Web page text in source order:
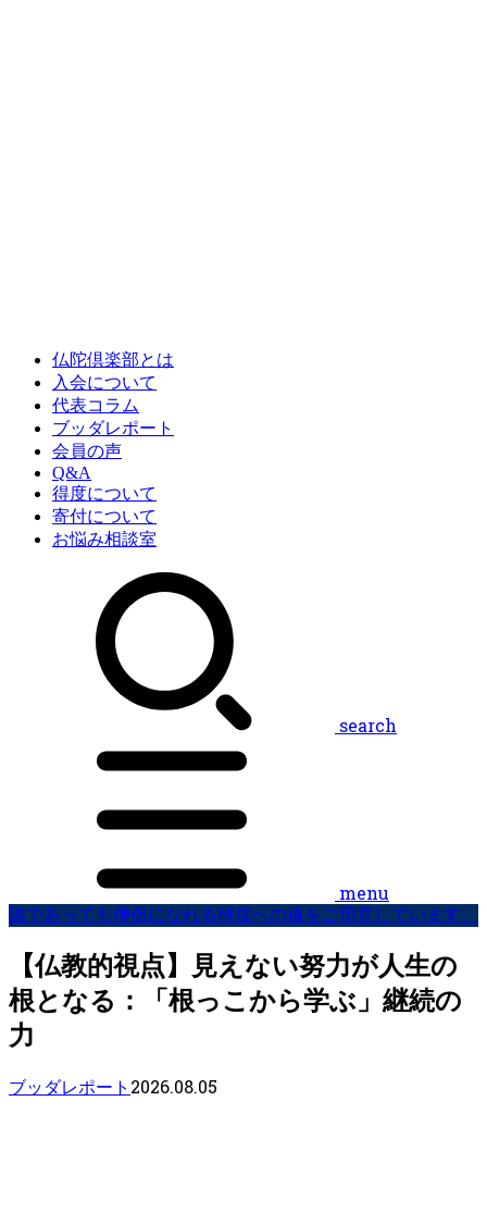
仏陀倶楽部とは
入会について
代表コラム
ブッダレポート
会員の声
Q&A
得度について
寄付について
お悩み相談室
search
menu
誰であっても僧侶になれる得度への道をご用意しています。
【仏教的視点】見えない努力が人生の
根となる：「根っこから学ぶ」継続の
力
ブッダレポート 2026.08.05